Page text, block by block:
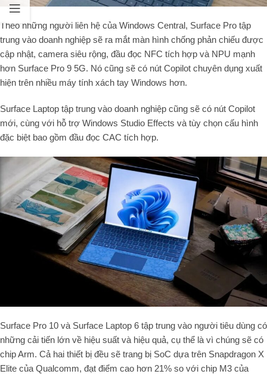
Theo những người liên hệ của Windows Central, Surface Pro tập
trung vào doanh nghiệp sẽ ra mắt màn hình chống phản chiếu được
cập nhật, camera siêu rộng, đầu đọc NFC tích hợp và NPU mạnh
hơn Surface Pro 9 5G. Nó cũng sẽ có nút Copilot chuyên dụng xuất
hiện trên nhiều máy tính xách tay Windows hơn.
Surface Laptop tập trung vào doanh nghiệp cũng sẽ có nút Copilot
mới, cùng với hỗ trợ Windows Studio Effects và tùy chọn cấu hình
đặc biệt bao gồm đầu đọc CAC tích hợp.
Surface Pro 10 và Surface Laptop 6 tập trung vào người tiêu dùng có
những cải tiến lớn về hiệu suất và hiệu quả, cụ thể là vì chúng sẽ có
chip Arm. Cả hai thiết bị đều sẽ trang bị SoC dựa trên Snapdragon X
Elite của Qualcomm, đạt điểm cao hơn 21% so với chip M3 của